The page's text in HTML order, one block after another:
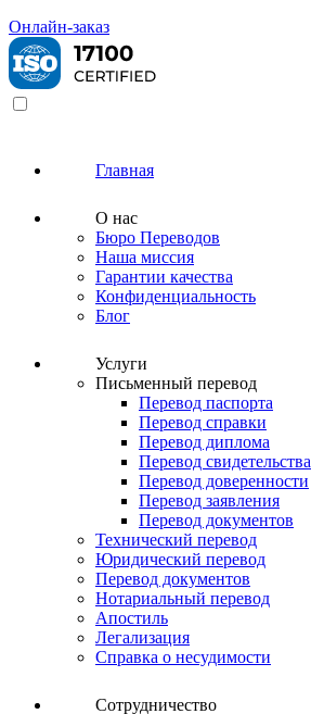
Онлайн-заказ
Главная
О нас
Бюро Переводов
Наша миссия
Гарантии качества
Конфиденциальность
Блог
Услуги
Письменный перевод
Перевод паспорта
Перевод справки
Перевод диплома
Перевод свидетельства
Перевод доверенности
Перевод заявления
Перевод документов
Технический перевод
Юридический перевод
Перевод документов
Нотариальный перевод
Апостиль
Легализация
Справка о несудимости
Сотрудничество